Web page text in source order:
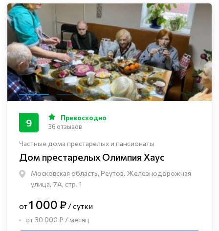
Частные дома престарелых и пансионаты
Дом престарелых Олимпия Хаус
Московская область, Реутов, Железнодорожная
улица, 7А, стр. 1
9 Превосходно
36 отзывов
от1 000 ₽ / сутки
от 30 000 ₽ / месяц